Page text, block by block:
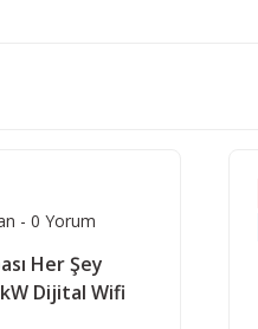
- 0 Yorum
Her Şey
Dijital Wifi